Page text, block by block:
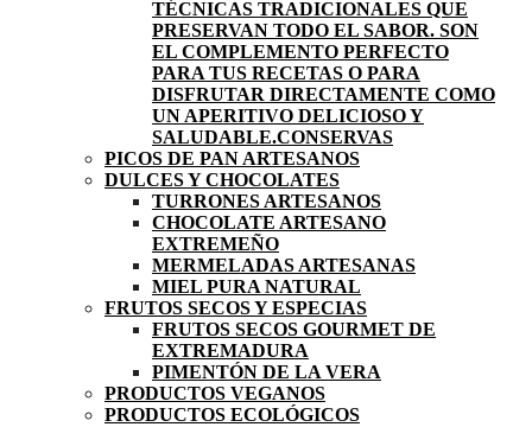
TÉCNICAS TRADICIONALES QUE
PRESERVAN TODO EL SABOR. SON
EL COMPLEMENTO PERFECTO
PARA TUS RECETAS O PARA
DISFRUTAR DIRECTAMENTE COMO
UN APERITIVO DELICIOSO Y
SALUDABLE.CONSERVAS
PICOS DE PAN ARTESANOS
DULCES Y CHOCOLATES
TURRONES ARTESANOS
CHOCOLATE ARTESANO
EXTREMEÑO
MERMELADAS ARTESANAS
MIEL PURA NATURAL
FRUTOS SECOS Y ESPECIAS
FRUTOS SECOS GOURMET DE
EXTREMADURA
PIMENTÓN DE LA VERA
PRODUCTOS VEGANOS
PRODUCTOS ECOLÓGICOS